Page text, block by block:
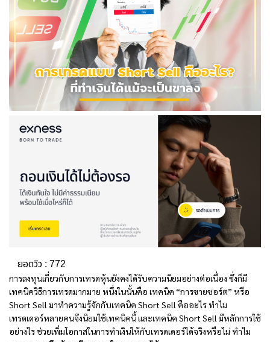
ยอดวิว : 772
การลงทุนเกี่ยวกับการเทรดหุ้นยังคงได้รับความนิยมอย่างต่อเนื่อง ซึ่งก็มี
เทคนิควิธีการเทรดมากมาย หนึ่งในนั้นคือ เทคนิค “การขายชอร์ต” หรือ
Short Sell มาทำความรู้จักกับเทคนิค Short Sell คืออะไร ทำไม
เทรดเดอร์หลายคนจึงนิยมใช้เทคนิคนี้ และเทคนิค Short Sell มีหลักการใช้
อย่างไร ช่วยเพิ่มโอกาสในการทำเงินให้กับเทรดเดอร์ได้จริงหรือไม่ ทำไม